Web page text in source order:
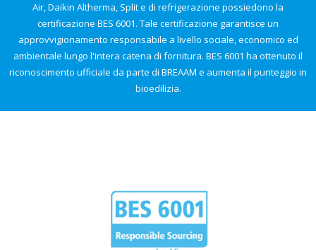
Air, Daikin Altherma, Split e di refrigerazione possiedono la
certificazione BES 6001. Tale certificazione garantisce un
approvvigionamento responsabile a livello sociale, economico ed
ambientale lungo l'intera catena di fornitura. BES 6001 ha ottenuto il
riconoscimento ufficiale da parte di BREAAM e aumenta il punteggio in
bioedilizia.